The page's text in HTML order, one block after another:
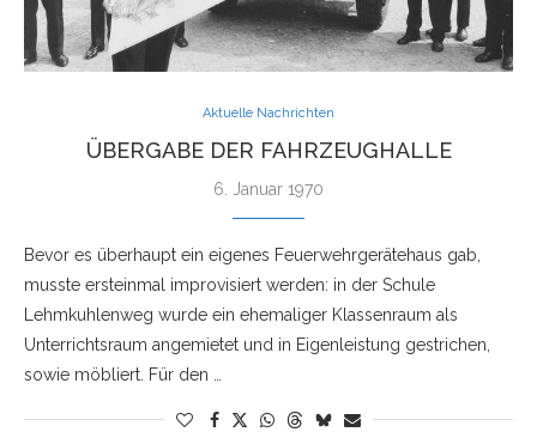
Aktuelle Nachrichten
ÜBERGABE DER FAHRZEUGHALLE
6. Januar 1970
Bevor es überhaupt ein eigenes Feuerwehrgerätehaus gab,
musste ersteinmal improvisiert werden: in der Schule
Lehmkuhlenweg wurde ein ehemaliger Klassenraum als
Unterrichtsraum angemietet und in Eigenleistung gestrichen,
sowie möbliert. Für den …